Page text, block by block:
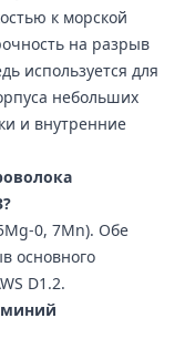
к морской
на разрыв
используется для
небольших
и внутренние
0, 7Mn). Обе
основного
D1.2.